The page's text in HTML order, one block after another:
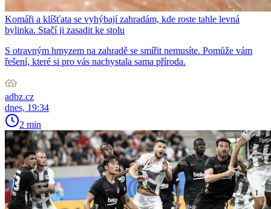
Komáři a klíšťata se vyhýbají zahradám, kde roste tahle levná
bylinka. Stačí ji zasadit ke stolu
S otravným hmyzem na zahradě se smířit nemusíte. Pomůže vám
řešení, které si pro vás nachystala sama příroda.
adbz.cz
dnes, 19:34
2 min